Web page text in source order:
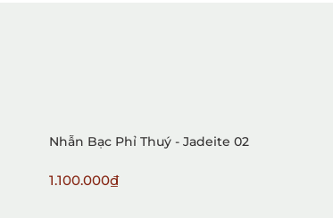
Nhẫn Bạc Phỉ Thuý - Jadeite 02
1.100.000₫